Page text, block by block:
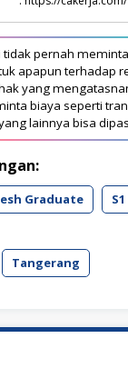
tidak pernah
apapun terhadap
yang
biaya seperti
lainnya bisa
Graduate S1
Tangerang